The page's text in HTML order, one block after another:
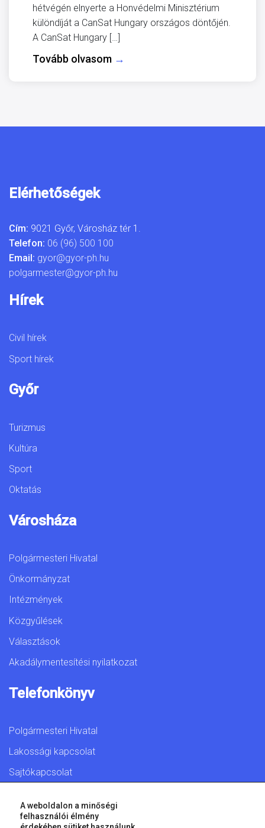
hétvégén elnyerte a Honvédelmi Minisztérium
különdíját a CanSat Hungary országos döntőjén.
A CanSat Hungary […]
Tovább olvasom →
Elérhetőségek
Cím: 9021 Győr, Városház tér 1.
Telefon: 06 (96) 500 100
Email: gyor@gyor-ph.hu
polgarmester@gyor-ph.hu
Hírek
Civil hírek
Sport hírek
Győr
Turizmus
Kultúra
Sport
Oktatás
Városháza
Polgármesteri Hivatal
Önkormányzat
Intézmények
Közgyűlések
Választások
Akadálymentesítési nyilatkozat
Telefonkönyv
Polgármesteri Hivatal
Lakossági kapcsolat
Sajtókapcsolat
A weboldalon a minőségi
felhasználói élmény